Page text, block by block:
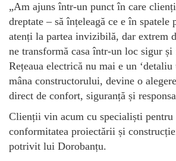
„Am ajuns într-un punct în care
dreptate – să înțeleagă ce e în spatele
atenți la partea invizibilă, dar extrem
ne transformă casa într-un loc sigur
Rețeaua electrică nu mai e un ‘detaliu
mâna constructorului, devine o
direct de confort, siguranță și
Clienții vin acum cu specialiști pentru
conformitatea proiectării și
potrivit lui Dorobanțu.